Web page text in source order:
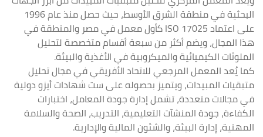
البحثية في منطقة الشرق الأوسط، حيث حصل منذ عام 1996
على اعتماد ISO 17025 كأول معمل في مصر والمنطقة في
هذا المجال، ويضم أكثر من سبعة أقسام متخصصة لتحليل
الملوثات الكيميائية والميكروبية في الأغذية والبيئة.
كما يُعد المعمل المرجعي للاتحاد الأفريقي في مجال تحليل
متبقيات المبيدات، ويتميز بحصوله على ست شهادات أيزو دولية
في مجالات متعددة، تشمل إدارة جودة المعامل، اختبارات
الكفاءة، جودة المنشآت التعليمية، التدريب، الصحة والسلامة
المهنية، إدارة البيئة، والشئون المالية والإدارية.